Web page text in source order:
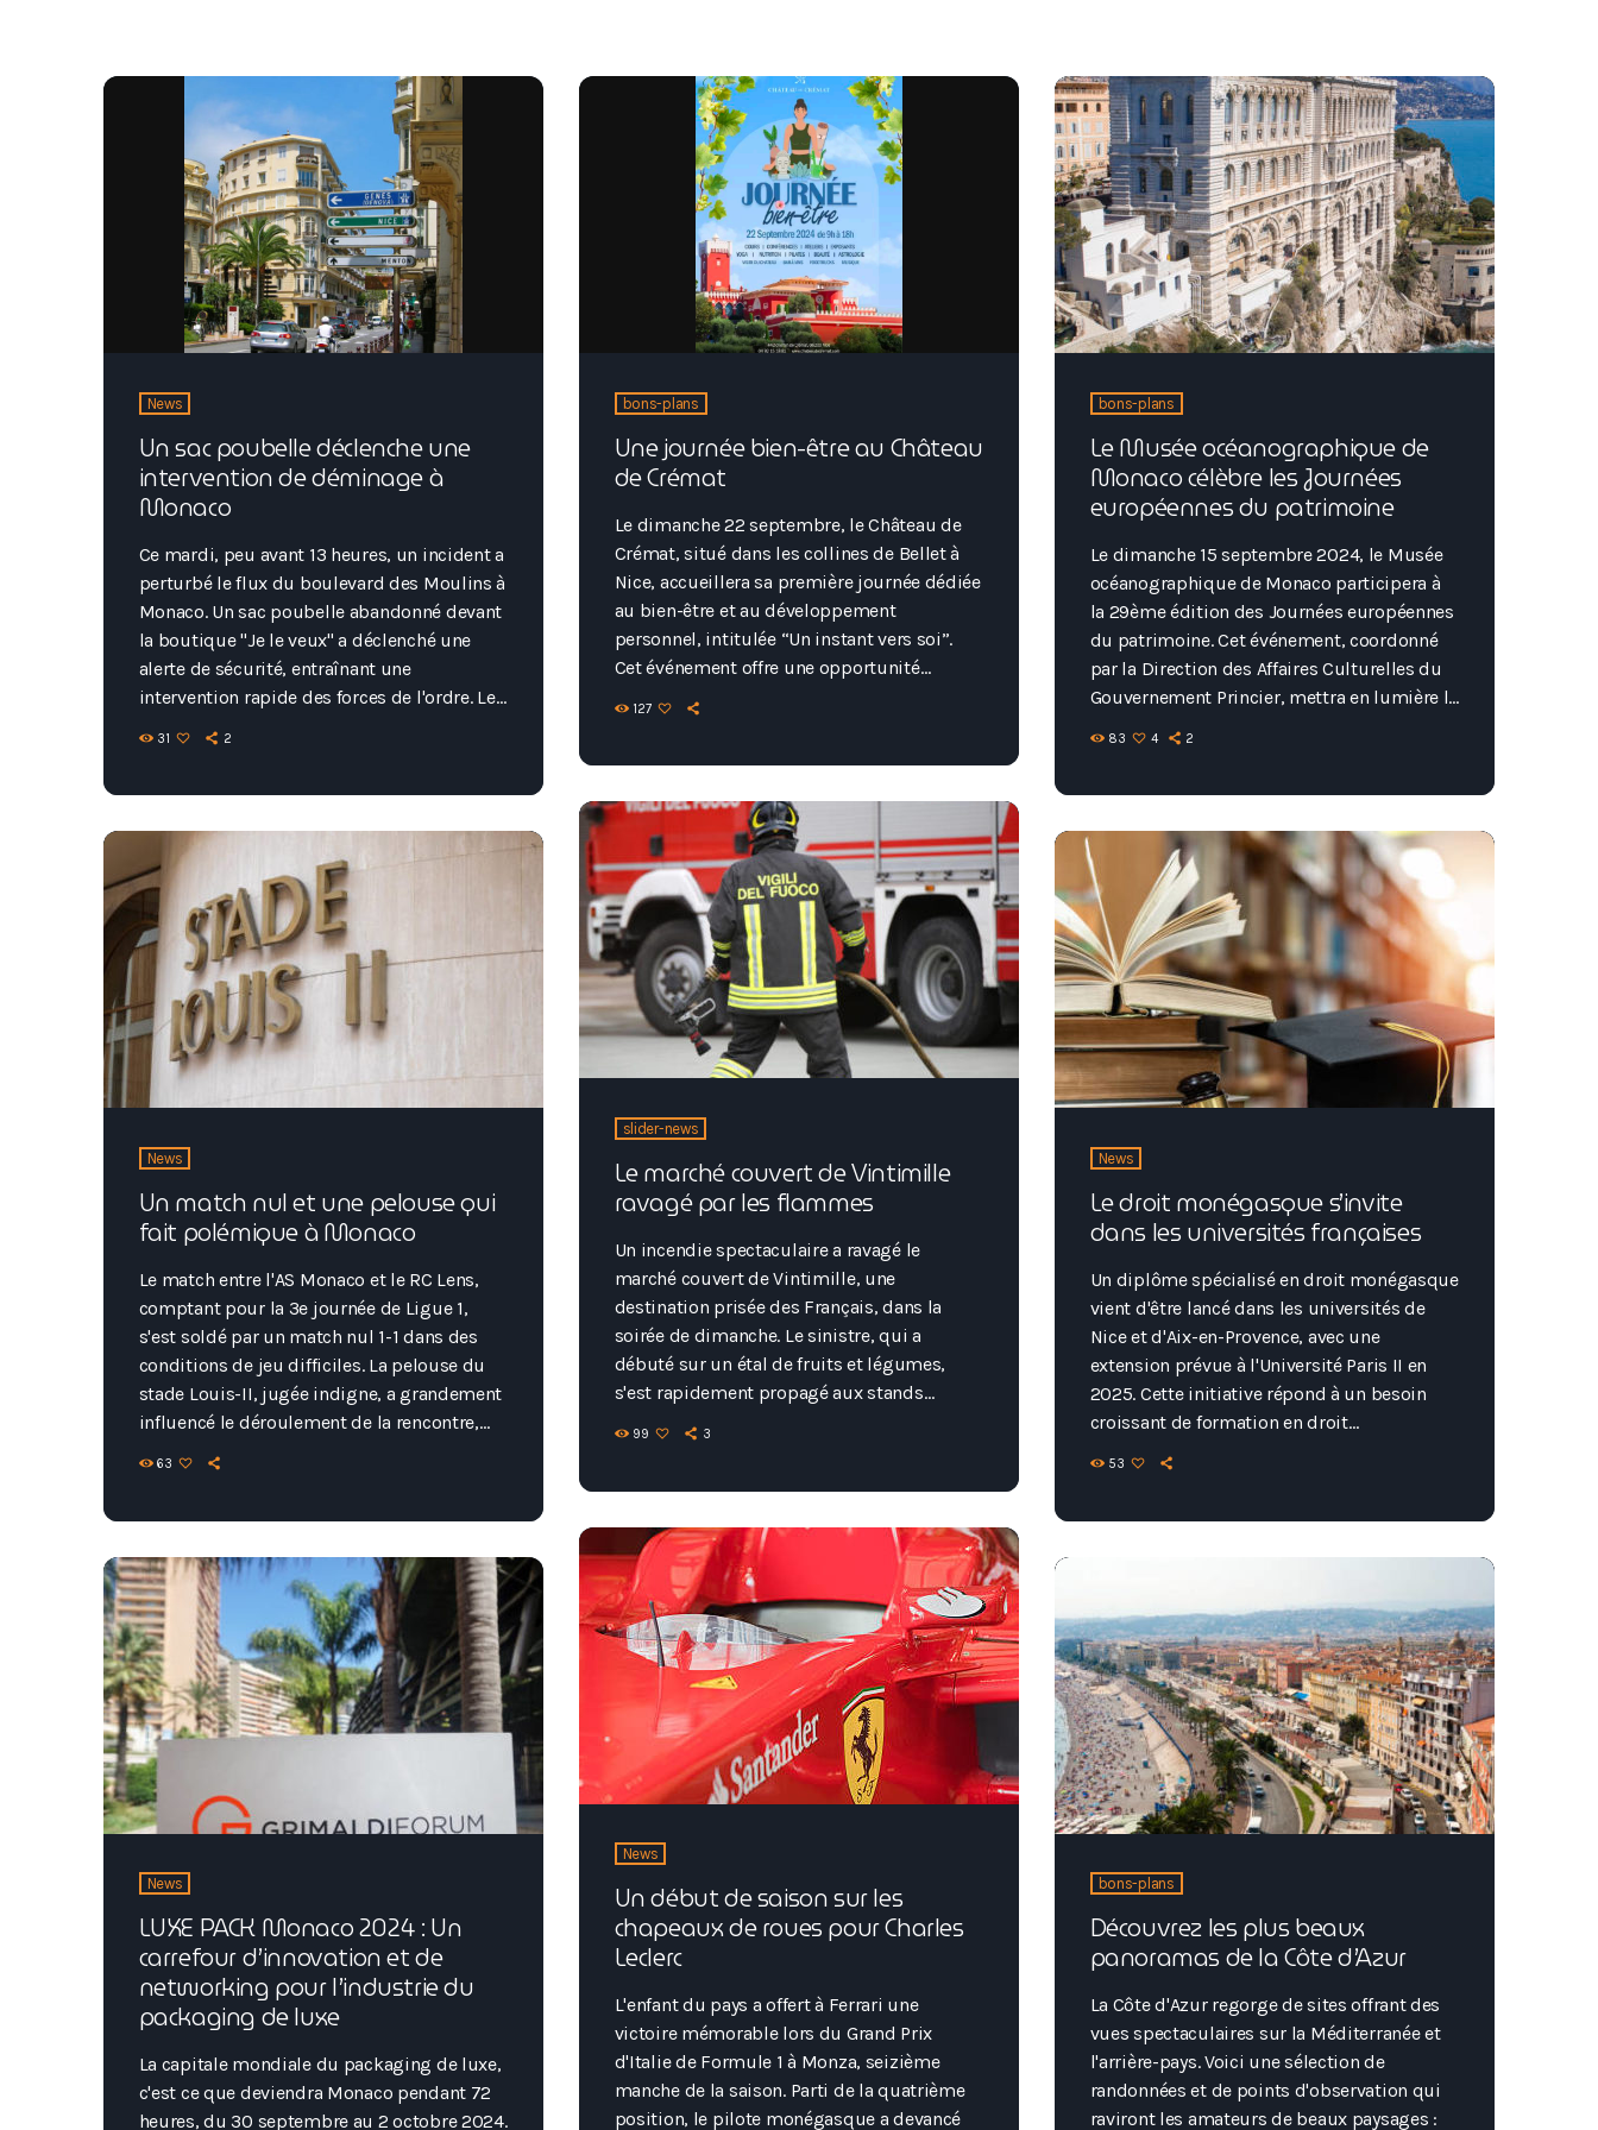
News
Un sac poubelle déclenche une
intervention de déminage à
Monaco
Ce mardi, peu avant 13 heures, un incident a
perturbé le flux du boulevard des Moulins à
Monaco. Un sac poubelle abandonné devant
la boutique "Je le veux" a déclenché une
alerte de sécurité, entraînant une
intervention rapide des forces de l'ordre. Les
déminage du Groupe de Protection et de
Sécurité et d'Intervention (GPSI), une unité
[…]
31 2
bons-plans
Une journée bien-être au Château
de Crémat
Le dimanche 22 septembre, le Château de
Crémat, situé dans les collines de Bellet à
Nice, accueillera sa première journée dédiée
au bien-être et au développement
personnel, intitulée “Un instant vers soi”.
Cet événement offre une opportunité
conférences. Au programme : Pilates, yoga
vinyasa, danse afro, soins du visage
japonais, auto-massage, […]
127
bons-plans
Le Musée océanographique de
Monaco célèbre les Journées
européennes du patrimoine
Le dimanche 15 septembre 2024, le Musée
océanographique de Monaco participera à
la 29ème édition des Journées européennes
du patrimoine. Cet événement, coordonné
par la Direction des Affaires Culturelles du
Gouvernement Princier, mettra en lumière le
interconnexions de l’Océan, allant des
courants marins aux expéditions du Prince
Albert Ier, en passant par les migrations
animales. Ce parcours unique liera […]
83 4 2
slider-news
Le marché couvert de Vintimille
ravagé par les flammes
Un incendie spectaculaire a ravagé le
marché couvert de Vintimille, une
destination prisée des Français, dans la
soirée de dimanche. Le sinistre, qui a
débuté sur un étal de fruits et légumes,
s'est rapidement propagé aux stands
voisins, générant d'épaisses fumées. Malgré
flammes. Les autorités ont ouvert une
enquête pour déterminer l'origine du feu,
envisageant aussi bien la piste accidentelle
que celle […]
99 3
News
Un match nul et une pelouse qui
fait polémique à Monaco
Le match entre l'AS Monaco et le RC Lens,
comptant pour la 3e journée de Ligue 1,
s'est soldé par un match nul 1-1 dans des
conditions de jeu difficiles. La pelouse du
stade Louis-II, jugée indigne, a grandement
influencé le déroulement de la rencontre,
rappelant les problèmes similaires
qui se sont procuré les meilleures
occasions en première mi-temps. Adrien
Thomasson et Wesley […]
63
News
Le droit monégasque s’invite
dans les universités françaises
Un diplôme spécialisé en droit monégasque
vient d'être lancé dans les universités de
Nice et d'Aix-en-Provence, avec une
extension prévue à l'Université Paris II en
2025. Cette initiative répond à un besoin
croissant de formation en droit
monégasque, la Principauté ne disposant
bacheliers et vise à fournir une solide base
couvre l'histoire […]
53
News
Un début de saison sur les
chapeaux de roues pour Charles
Leclerc
L'enfant du pays a offert à Ferrari une
victoire mémorable lors du Grand Prix
d'Italie de Formule 1 à Monza, seizième
manche de la saison. Parti de la quatrième
position, le pilote monégasque a devancé
News
LUXE PACK Monaco 2024 : Un
carrefour d’innovation et de
networking pour l’industrie du
packaging de luxe
La capitale mondiale du packaging de luxe,
c'est ce que deviendra Monaco pendant 72
heures, du 30 septembre au 2 octobre 2024.
bons-plans
Découvrez les plus beaux
panoramas de la Côte d’Azur
La Côte d'Azur regorge de sites offrant des
vues spectaculaires sur la Méditerranée et
l'arrière-pays. Voici une sélection de
randonnées et de points d'observation qui
raviront les amateurs de beaux paysages :